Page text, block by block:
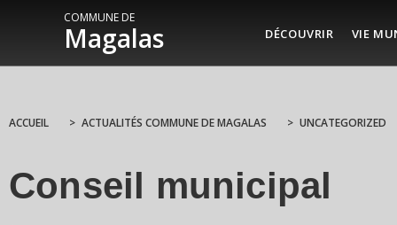
COMMUNE DE
Magalas DÉCOUVRIR VIE
ACCUEIL > ACTUALITÉS COMMUNE DE MAGALAS > UNCATEGORIZED
Conseil municipal